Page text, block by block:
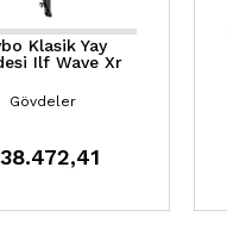
Klasik Yay
Ilf Wave Xr
Gövdeler